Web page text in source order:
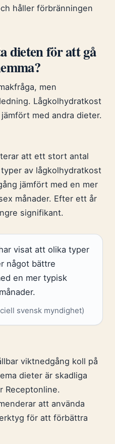
håller förbränningen
dieten för att gå
men
Lågkolhydratkost
med andra dieter.
att ett stort antal
av lågkolhydratkost
jämfört med en mer
månader. Efter ett år
signifikant.
visat att olika typer
något bättre
en mer typisk
svensk myndighet)
viktnedgång koll på
dieter är skadliga
Receptonline.
att använda
för att förbättra